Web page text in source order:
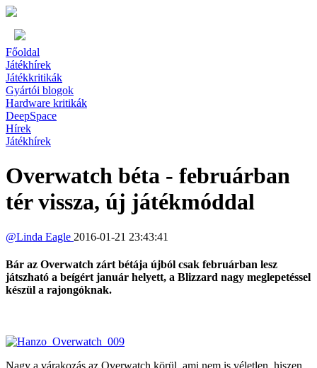
Főoldal
Játékhírek
Játékkritikák
Gyártói blogok
Hardware kritikák
DeepSpace
Hírek
Játékhírek
Overwatch béta - februárban
tér vissza, új játékmóddal
@Linda Eagle 2016-01-21 23:43:41
Bár az Overwatch zárt bétája újból csak februárban lesz
játszható a beígért január helyett, a Blizzard nagy meglepetéssel
készül a rajongóknak.